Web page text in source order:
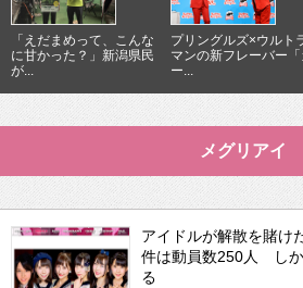
「えだまめって、こんな
に甘かった？」新潟県民
が...
プリングルズ×ウルト
マンの新フレーバー
ー...
メグリアイ
アイドルが解散を賭
件は動員数250人 し
る